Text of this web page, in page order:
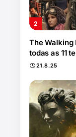
The Walking
todas as 11
21.8.25